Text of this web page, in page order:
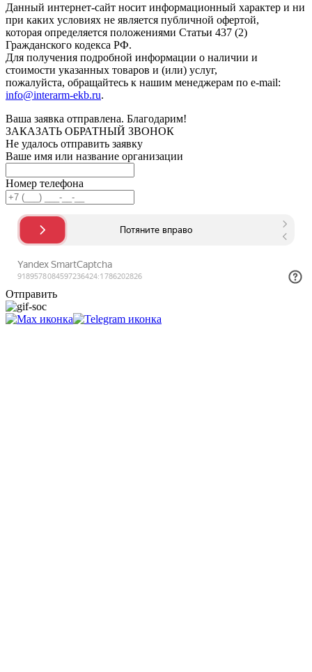
Данный интернет-сайт носит информационный характер и ни
при каких условиях не является публичной офертой,
которая определяется положениями Статьи 437 (2)
Гражданского кодекса РФ.
Для получения подробной информации о наличии и
стоимости указанных товаров и (или) услуг,
пожалуйста, обращайтесь к нашим менеджерам по e-mail:
info@interarm-ekb.ru.
Ваша заявка отправлена. Благодарим!
ЗАКАЗАТЬ ОБРАТНЫЙ ЗВОНОК
Не удалось отправить заявку
Ваше имя или название организации
Номер телефона
Отправить